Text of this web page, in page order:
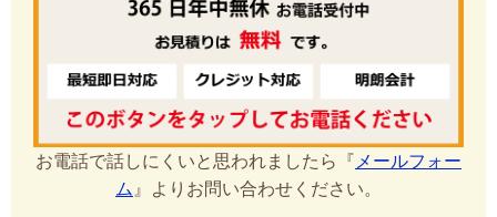
お電話で話しにくいと思われましたら『 メールフォー
ム 』よりお問い合わせください。